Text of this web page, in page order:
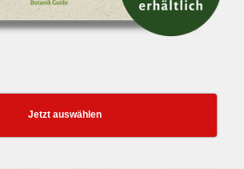
Jetzt auswählen